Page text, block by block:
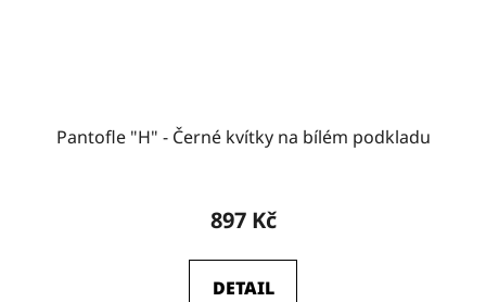
Pantofle "H" - Černé kvítky na bílém podkladu
897 Kč
DETAIL